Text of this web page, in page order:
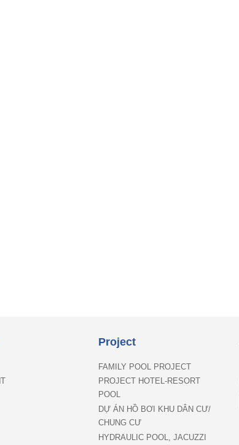
Project
FAMILY POOL PROJECT
PROJECT HOTEL-RESORT
POOL
DỰ ÁN HỒ BƠI KHU DÂN CƯ/
CHUNG CƯ
HYDRAULIC POOL, JACUZZI